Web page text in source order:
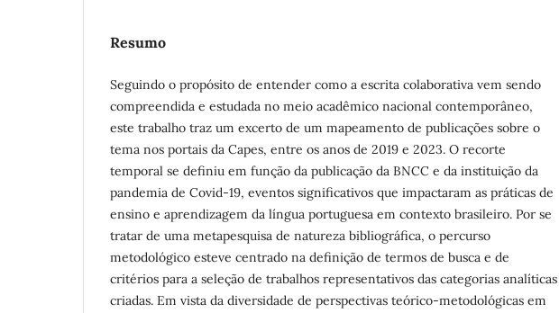
Resumo
Seguindo o propósito de entender como a escrita colaborativa vem sendo
compreendida e estudada no meio acadêmico nacional contemporâneo,
este trabalho traz um excerto de um mapeamento de publicações sobre o
tema nos portais da Capes, entre os anos de 2019 e 2023. O recorte
temporal se definiu em função da publicação da BNCC e da instituição da
pandemia de Covid-19, eventos significativos que impactaram as práticas de
ensino e aprendizagem da língua portuguesa em contexto brasileiro. Por se
tratar de uma metapesquisa de natureza bibliográfica, o percurso
metodológico esteve centrado na definição de termos de busca e de
critérios para a seleção de trabalhos representativos das categorias analíticas
criadas. Em vista da diversidade de perspectivas teórico-metodológicas em